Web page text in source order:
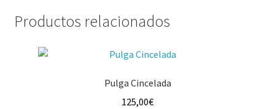
Productos relacionados
Pulga Cincelada
125,00€